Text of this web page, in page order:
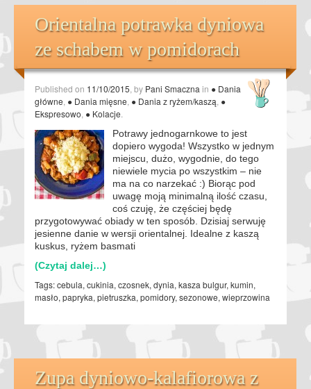
Orientalna potrawka dyniowa
ze schabem w pomidorach
Published on 11/10/2015 , by Pani Smaczna in ● Dania
główne ● Dania mięsne ● Dania z ryżem/kaszą ●
Ekspresowo ● Kolacje
Potrawy jednogarnkowe to jest
dopiero wygoda! Wszystko w jednym
miejscu, dużo, wygodnie, do tego
niewiele mycia po wszystkim – nie
ma na co narzekać :) Biorąc pod
uwagę moją minimalną ilość czasu,
coś czuję, że częściej będę
przygotowywać obiady w ten sposób. Dzisiaj serwuję
jesienne danie w wersji orientalnej. Idealne z kaszą
kuskus, ryżem basmati
(Czytaj dalej…)
Tags:cebula, cukinia, czosnek, dynia, kasza bulgur, kumin,
masło, papryka, pietruszka, pomidory, sezonowe, wieprzowina
Zupa dyniowo-kalafiorowa z